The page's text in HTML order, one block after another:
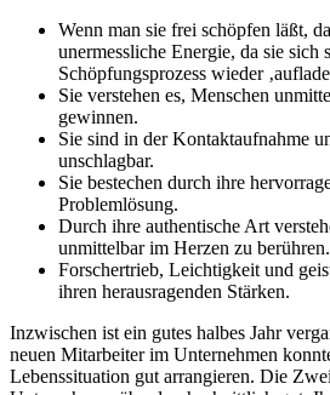
Wenn man sie frei schöpfen läßt,
unermessliche Energie, da sie sich
Schöpfungsprozess wieder
Sie verstehen es, Menschen
gewinnen.
Sie sind in der Kontaktaufnahme
unschlagbar.
Sie bestechen durch ihre
Problemlösung.
Durch ihre authentische Art
unmittelbar im Herzen zu berühren.
Forschertrieb, Leichtigkeit und
ihren herausragenden Stärken.
Inzwischen ist ein gutes halbes Jahr
neuen Mitarbeiter im Unternehmen
Lebenssituation gut arrangieren. Die